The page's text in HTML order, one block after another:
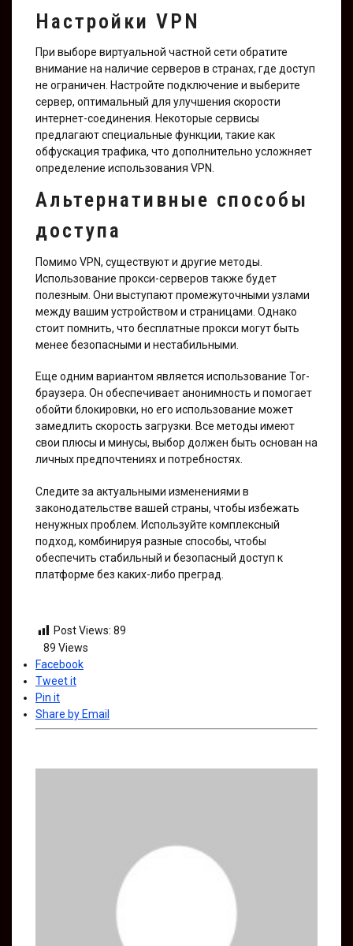
Настройки VPN
При выборе виртуальной частной сети обратите
внимание на наличие серверов в странах, где доступ
не ограничен. Настройте подключение и выберите
сервер, оптимальный для улучшения скорости
интернет-соединения. Некоторые сервисы
предлагают специальные функции, такие как
обфускация трафика, что дополнительно усложняет
определение использования VPN.
Альтернативные способы
доступа
Помимо VPN, существуют и другие методы.
Использование прокси-серверов также будет
полезным. Они выступают промежуточными узлами
между вашим устройством и страницами. Однако
стоит помнить, что бесплатные прокси могут быть
менее безопасными и нестабильными.
Еще одним вариантом является использование Tor-
браузера. Он обеспечивает анонимность и помогает
обойти блокировки, но его использование может
замедлить скорость загрузки. Все методы имеют
свои плюсы и минусы, выбор должен быть основан на
личных предпочтениях и потребностях.
Следите за актуальными изменениями в
законодательстве вашей страны, чтобы избежать
ненужных проблем. Используйте комплексный
подход, комбинируя разные способы, чтобы
обеспечить стабильный и безопасный доступ к
платформе без каких-либо преград.
Post Views: 89
89 Views
Facebook
Tweet it
Pin it
Share by Email